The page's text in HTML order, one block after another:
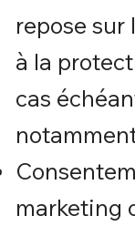
repose sur
à la
cas
marketing